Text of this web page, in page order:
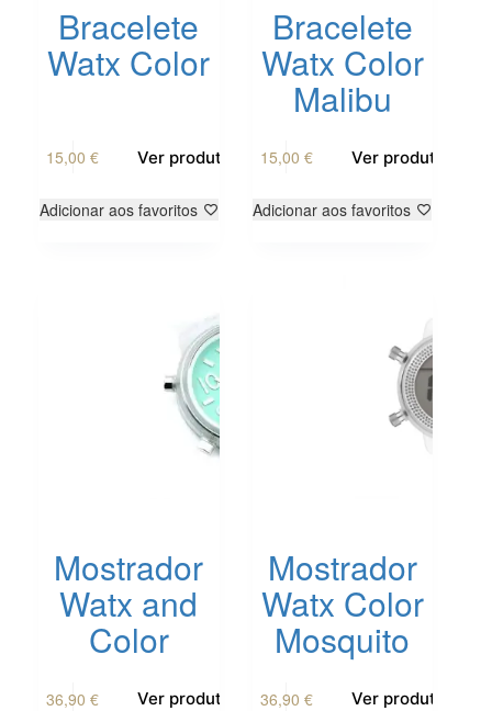
Bracelete
Watx Color
15,00€ Ver produto
Adicionar aos favoritos
Bracelete
Watx Color
Malibu
15,00 € Ver produto
Adicionar aos favoritos
Mostrador
Watx and
Color
36,90€ Ver produto
Mostrador
Watx Color
Mosquito
36,90 € Ver produto